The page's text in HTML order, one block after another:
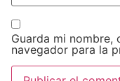
Guarda mi
navegador para la